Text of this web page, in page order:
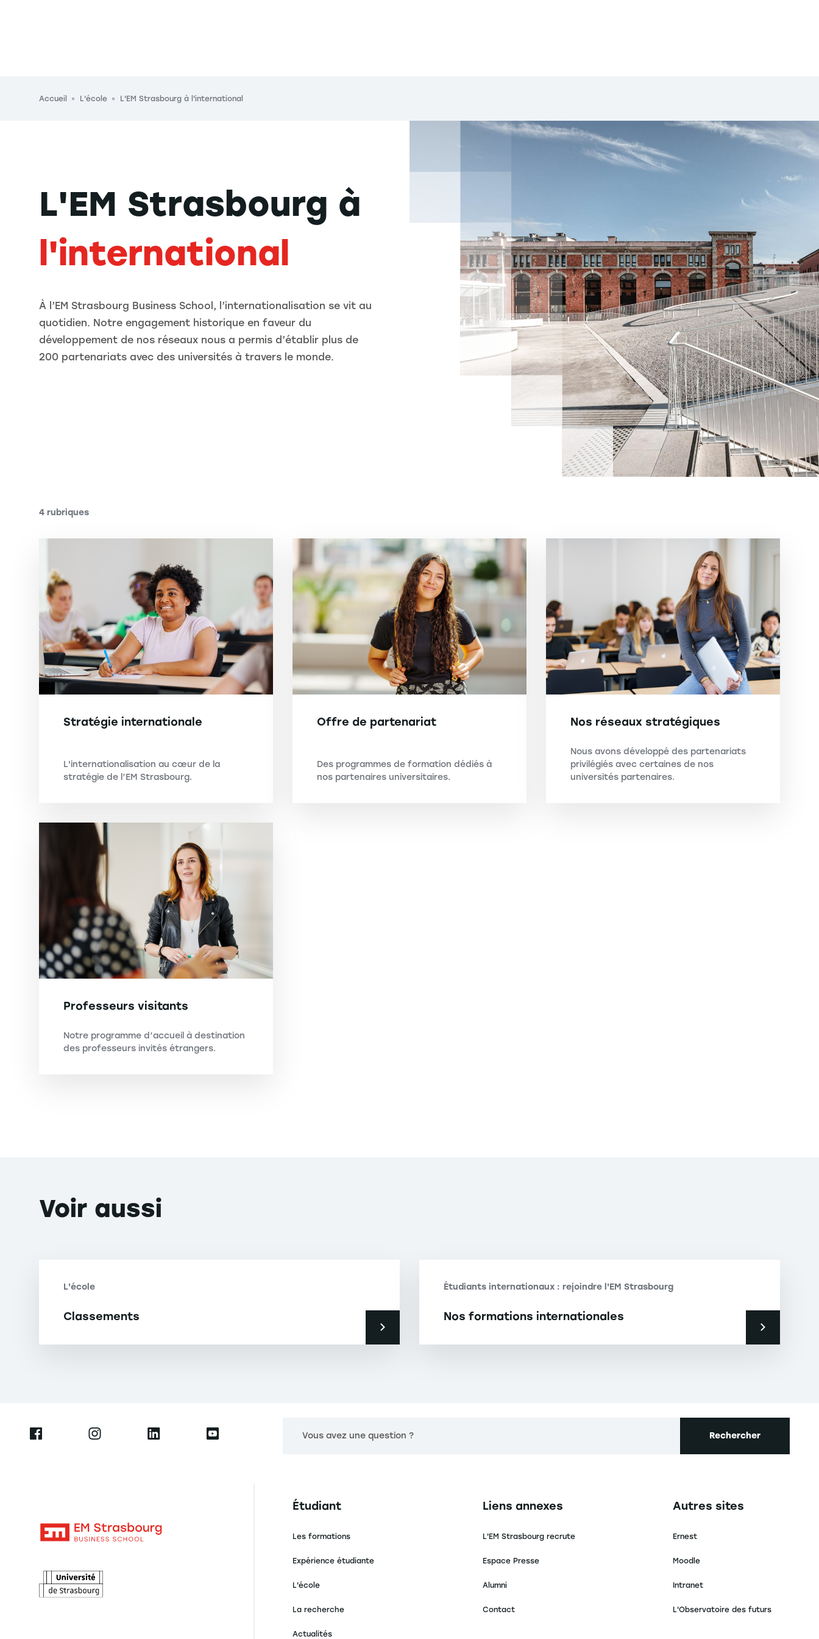
Fil d'Ariane
Accueil L'école L'EM Strasbourg à l'international
L'EM Strasbourg à
l'international
À l’EM Strasbourg Business School, l’internationalisation se vit au
quotidien. Notre engagement historique en faveur du
développement de nos réseaux nous a permis d’établir plus de
200 partenariats avec des universités à travers le monde.
4 rubriques
Stratégie internationale
L'internationalisation au cœur de la
stratégie de l’EM Strasbourg.
Offre de partenariat
Des programmes de formation dédiés à
nos partenaires universitaires.
Nos réseaux stratégiques
Nous avons développé des partenariats
privilégiés avec certaines de nos
universités partenaires.
Professeurs visitants
Notre programme d’accueil à destination
des professeurs invités étrangers.
Voir aussi
L'école
Classements
Étudiants internationaux : rejoindre l'EM Strasbourg
Nos formations internationales
Vous avez une question ? Rechercher
Navigation principale footer
Étudiant
Les formations
Expérience étudiante
L'école
La recherche
Actualités
Navigation secondaire footer
Liens annexes
L'EM Strasbourg recrute
Espace Presse
Alumni
Contact
Navigation tertiaire footer
Autres sites
Ernest
Moodle
Intranet
L'Observatoire des futurs